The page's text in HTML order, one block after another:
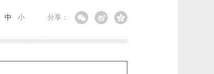
分享：
中 小